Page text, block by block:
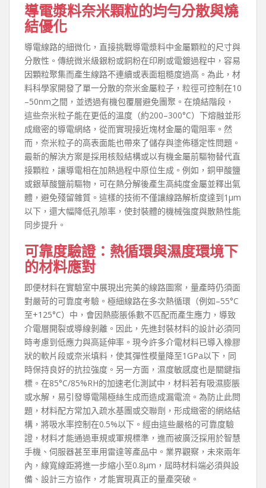
導電漿料奈米顆粒的均勻分散與燒
結優化
導電線路的細微化，直接挑戰導電漿料中金屬顆粒的尺寸與
分散性。傳統微米級銀粉或銅粉在印刷或電鍍過程中，容易
因顆粒聚集而產生線路不連續或表面粗糙度過高。為此，材
料科學家開發了單一分散的奈米金屬粒子，粒徑可控制在10
–50nm之間，並透過有機包覆層避免團聚。在燒結階段，
這些奈米粒子能在更低的溫度（約200–300°C）下熔融並形
成緻密的導電網絡，從而實現接近塊材金屬的電阻率。然
而，奈米粒子的高表面能也帶來了儲存與塗佈穩定性問題。
最新的解決方案是採用核殼結構或以有機金屬前驅物替代直
接顆粒，讓導電相在加熱過程中原位生成。例如，銅甲酸鹽
或銀草酸鹽前驅物，可在熱分解後產生高純度金屬並釋出氣
體，避免殘留雜質。這樣的技術不僅讓線路解析度達到1μm
以下，還大幅降低孔隙率，使封裝體的機械強度與散熱性能
同步提升。
可靠度驗證：熱循環與濕度環境下
的材料應對
即便材料在實驗室中展現出完美的線路圖案，量產時仍須面
對嚴苛的可靠度考驗。極細線路在多次熱循環（例如–55°C
至+125°C）中，會因熱膨脹係數不匹配而產生應力，導致
介電層開裂或導線剝離。因此，先進封裝材料的設計必須同
時考慮到低應力與高延伸率。現今許多介電材料已導入橡膠
狀的軟片段或奈米填料，使其彈性模量降至1GPa以下，同
時保持良好的抗拉強度。另一方面，濕度敏感度也是關鍵指
標。在85°C/85%RH的加速老化測試中，材料若有吸濕膨脹
或水解，易引發導電陽極絲生成而造成漏電流。為防止此問
題，材料配方常加入疏水基團或交聯劑，形成緻密的網絡結
構，將吸水率控制在0.5%以下。經由這些嚴格的可靠度驗
證，材料才能通過車規或軍規標準，進而被廣泛採用於智慧
手機、伺服器甚至車用雷達等產品中。業界觀察，未來兩年
內，線寬線距將進一步縮小至0.8μm，屆時材料端必須與設
備、設計三方協作，才能實現真正的量產突破。